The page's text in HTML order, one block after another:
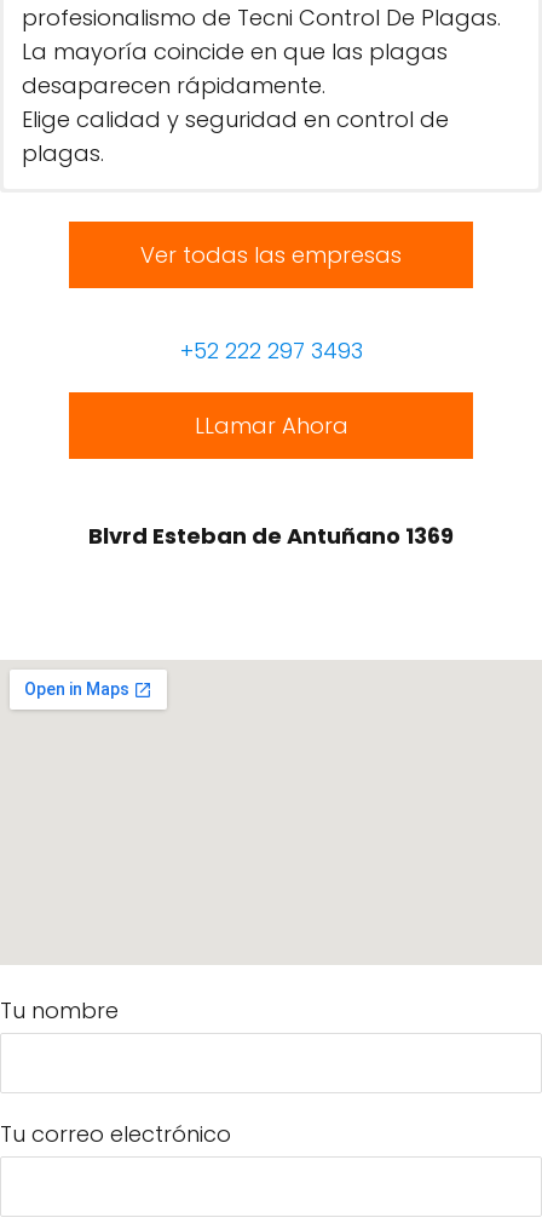
profesionalismo de Tecni Control De Plagas.
La mayoría coincide en que las plagas
desaparecen rápidamente.
Elige calidad y seguridad en control de
plagas.
Ver todas las empresas
+52 222 297 3493
LLamar Ahora
Blvrd Esteban de Antuñano 1369
Tu nombre
Tu correo electrónico